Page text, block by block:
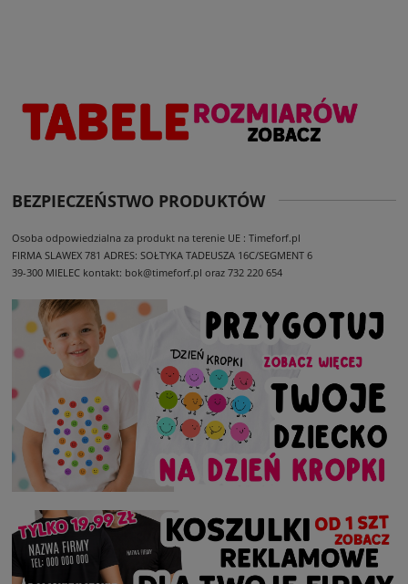
BEZPIECZEŃSTWO PRODUKTÓW
Osoba odpowiedzialna za produkt na terenie UE : Timeforf.pl
FIRMA SLAWEX 781 ADRES: SOŁTYKA TADEUSZA 16C/SEGMENT 6
39-300 MIELEC kontakt: bok@timeforf.pl oraz 732 220 654